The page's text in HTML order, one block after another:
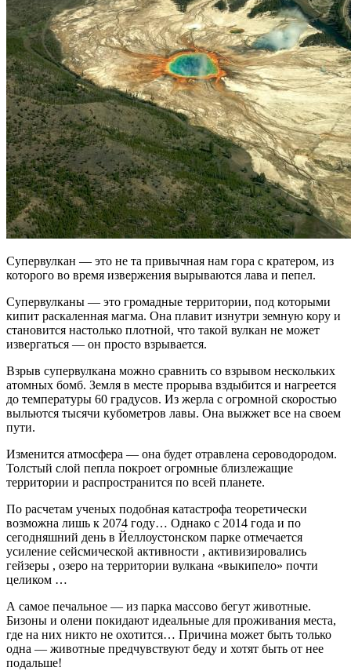
Супервулкан — это не та привычная нам гора с кратером, из
которого во время извержения вырываются лава и пепел.
Супервулканы — это громадные территории, под которыми
кипит раскаленная магма. Она плавит изнутри земную кору и
становится настолько плотной, что такой вулкан не может
извергаться — он просто взрывается.
Взрыв супервулкана можно сравнить со взрывом нескольких
атомных бомб. Земля в месте прорыва вздыбится и нагреется
до температуры 60 градусов. Из жерла с огромной скоростью
выльются тысячи кубометров лавы. Она выжжет все на своем
пути.
Изменится атмосфера — она будет отравлена сероводородом.
Толстый слой пепла покроет огромные близлежащие
территории и распространится по всей планете.
По расчетам ученых подобная катастрофа теоретически
возможна лишь к 2074 году… Однако с 2014 года и по
сегодняшний день в Йеллоустонском парке отмечается
усиление сейсмической активности , активизировались
гейзеры , озеро на территории вулкана «выкипело» почти
целиком …
А самое печальное — из парка массово бегут животные.
Бизоны и олени покидают идеальные для проживания места,
где на них никто не охотится… Причина может быть только
одна — животные предчувствуют беду и хотят быть от нее
подальше!